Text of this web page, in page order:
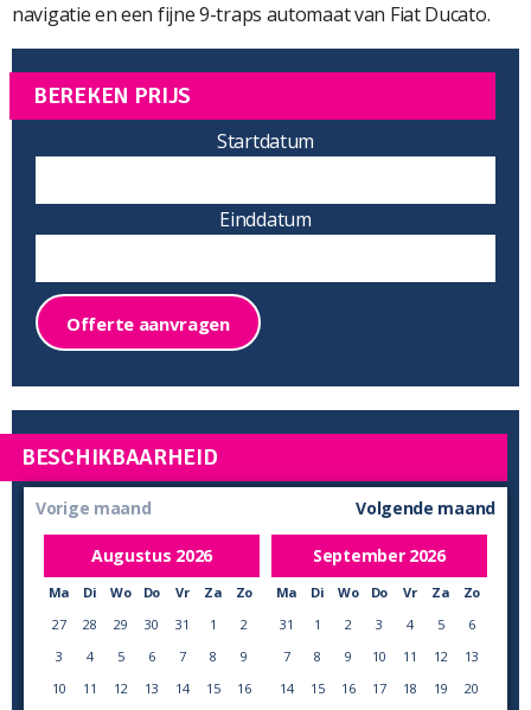
navigatie en een fijne 9-traps automaat van Fiat Ducato.
BEREKEN PRIJS
Startdatum
Einddatum
Offerte aanvragen
BESCHIKBAARHEID
Vorige maand
Augustus 2026
Ma Di Wo Do Vr Za
Zo
27
28 29 30 31 1
2
3
4 5 6 7 8
9
10
11 12 13 14 15
16
Volgende maand
September 2026
Ma Di Wo Do Vr Za
Zo
31
1 2 3 4 5
6
7
8 9 10 11 12
13
14
15 16 17 18 19
20